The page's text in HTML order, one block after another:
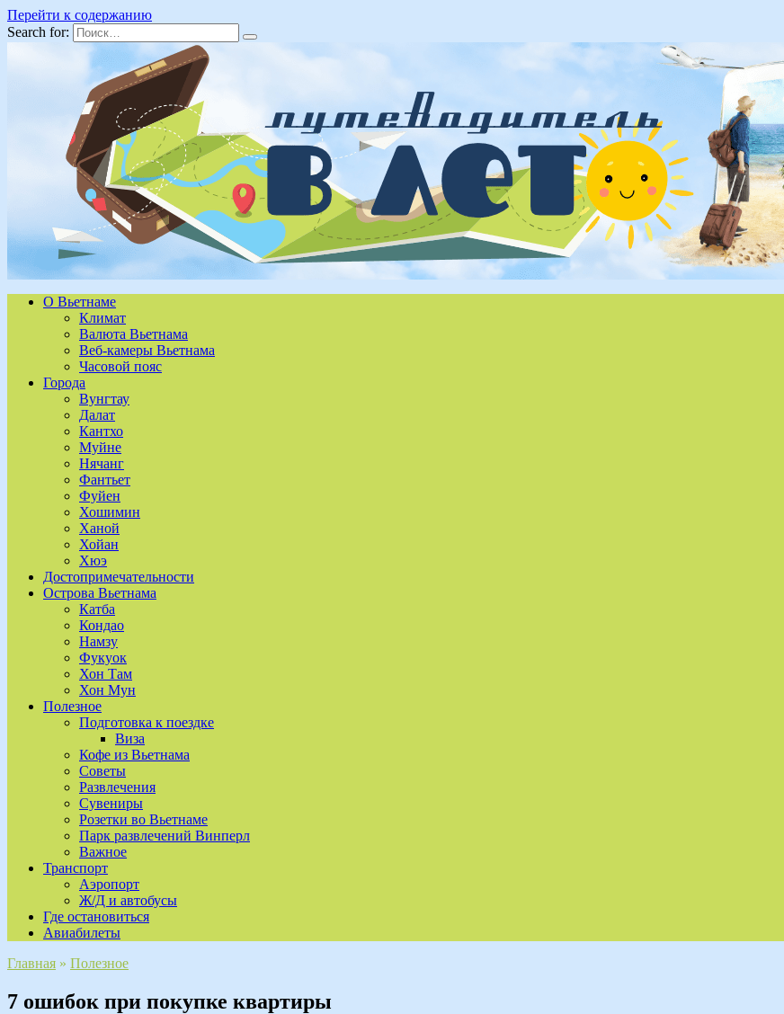
Перейти к содержанию
Search for:
О Вьетнаме
Климат
Валюта Вьетнама
Веб-камеры Вьетнама
Часовой пояс
Города
Вунгтау
Далат
Кантхо
Муйне
Нячанг
Фантьет
Фуйен
Хошимин
Ханой
Хойан
Хюэ
Достопримечательности
Острова Вьетнама
Катба
Кондао
Намзу
Фукуок
Хон Там
Хон Мун
Полезное
Подготовка к поездке
Виза
Кофе из Вьетнама
Советы
Развлечения
Сувениры
Розетки во Вьетнаме
Парк развлечений Винперл
Важное
Транспорт
Аэропорт
Ж/Д и автобусы
Где остановиться
Авиабилеты
Главная » Полезное
7 ошибок при покупке квартиры